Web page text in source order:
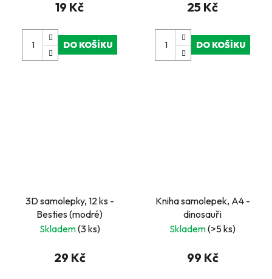
19 Kč
DO KOŠÍKU
25 Kč
DO KOŠÍKU
3D samolepky, 12 ks -
Besties (modré)
Skladem(3 ks)
29 Kč
Kniha samolepek, A4 -
dinosauři
Skladem(>5 ks)
99 Kč